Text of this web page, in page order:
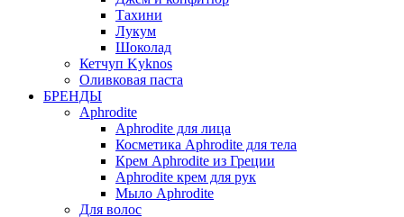
Тахини
Лукум
Шоколад
Кетчуп Kyknos
Оливковая паста
БРЕНДЫ
Aphrodite
Aphrodite для лица
Косметика Aphrodite для тела
Крем Aphrodite из Греции
Aphrodite крем для рук
Мыло Aphrodite
Для волос